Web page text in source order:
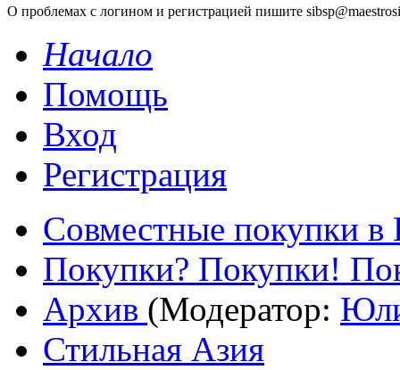
О проблемах с логином и регистрацией пишите
Начало
Помощь
Вход
Регистрация
Совместные покупки в
Покупки? Покупки!
Архив (Модератор:
Стильная Азия